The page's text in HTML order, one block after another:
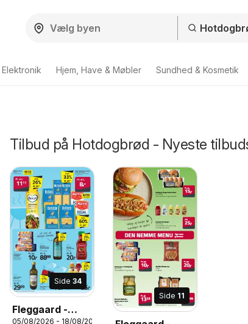
Elektronik Hjem, Have & Møbler Sundhed & Kosmetik
Tilbud på Hotdogbrød - Nyeste
Side 34
Fleggaard -
05/08/2026 - 18/08/2026
Side 11